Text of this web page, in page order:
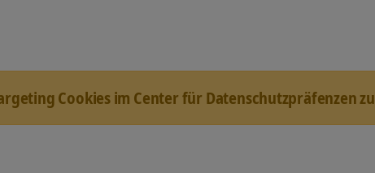
Cookies im Center für Datenschutzpräfenzen